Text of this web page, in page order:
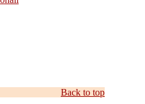
Back to top